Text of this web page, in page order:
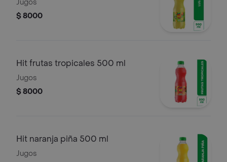
Jugos
$ 8000
Hit frutas tropicales 500 ml
Jugos
$ 8000
Hit naranja piña 500 ml
Jugos